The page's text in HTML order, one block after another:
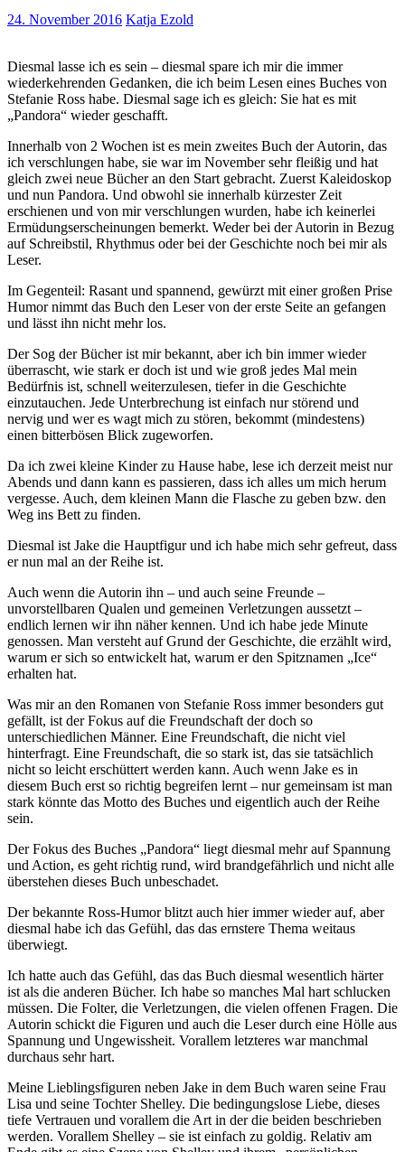
24. November 2016 Katja Ezold
Diesmal lasse ich es sein – diesmal spare ich mir die immer
wiederkehrenden Gedanken, die ich beim Lesen eines Buches von
Stefanie Ross habe. Diesmal sage ich es gleich: Sie hat es mit
„Pandora“ wieder geschafft.
Innerhalb von 2 Wochen ist es mein zweites Buch der Autorin, das
ich verschlungen habe, sie war im November sehr fleißig und hat
gleich zwei neue Bücher an den Start gebracht. Zuerst Kaleidoskop
und nun Pandora. Und obwohl sie innerhalb kürzester Zeit
erschienen und von mir verschlungen wurden, habe ich keinerlei
Ermüdungserscheinungen bemerkt. Weder bei der Autorin in Bezug
auf Schreibstil, Rhythmus oder bei der Geschichte noch bei mir als
Leser.
Im Gegenteil: Rasant und spannend, gewürzt mit einer großen Prise
Humor nimmt das Buch den Leser von der erste Seite an gefangen
und lässt ihn nicht mehr los.
Der Sog der Bücher ist mir bekannt, aber ich bin immer wieder
überrascht, wie stark er doch ist und wie groß jedes Mal mein
Bedürfnis ist, schnell weiterzulesen, tiefer in die Geschichte
einzutauchen. Jede Unterbrechung ist einfach nur störend und
nervig und wer es wagt mich zu stören, bekommt (mindestens)
einen bitterbösen Blick zugeworfen.
Da ich zwei kleine Kinder zu Hause habe, lese ich derzeit meist nur
Abends und dann kann es passieren, dass ich alles um mich herum
vergesse. Auch, dem kleinen Mann die Flasche zu geben bzw. den
Weg ins Bett zu finden.
Diesmal ist Jake die Hauptfigur und ich habe mich sehr gefreut, dass
er nun mal an der Reihe ist.
Auch wenn die Autorin ihn – und auch seine Freunde –
unvorstellbaren Qualen und gemeinen Verletzungen aussetzt –
endlich lernen wir ihn näher kennen. Und ich habe jede Minute
genossen. Man versteht auf Grund der Geschichte, die erzählt wird,
warum er sich so entwickelt hat, warum er den Spitznamen „Ice“
erhalten hat.
Was mir an den Romanen von Stefanie Ross immer besonders gut
gefällt, ist der Fokus auf die Freundschaft der doch so
unterschiedlichen Männer. Eine Freundschaft, die nicht viel
hinterfragt. Eine Freundschaft, die so stark ist, das sie tatsächlich
nicht so leicht erschüttert werden kann. Auch wenn Jake es in
diesem Buch erst so richtig begreifen lernt – nur gemeinsam ist man
stark könnte das Motto des Buches und eigentlich auch der Reihe
sein.
Der Fokus des Buches „Pandora“ liegt diesmal mehr auf Spannung
und Action, es geht richtig rund, wird brandgefährlich und nicht alle
überstehen dieses Buch unbeschadet.
Der bekannte Ross-Humor blitzt auch hier immer wieder auf, aber
diesmal habe ich das Gefühl, das das ernstere Thema weitaus
überwiegt.
Ich hatte auch das Gefühl, das das Buch diesmal wesentlich härter
ist als die anderen Bücher. Ich habe so manches Mal hart schlucken
müssen. Die Folter, die Verletzungen, die vielen offenen Fragen. Die
Autorin schickt die Figuren und auch die Leser durch eine Hölle aus
Spannung und Ungewissheit. Vorallem letzteres war manchmal
durchaus sehr hart.
Meine Lieblingsfiguren neben Jake in dem Buch waren seine Frau
Lisa und seine Tochter Shelley. Die bedingungslose Liebe, dieses
tiefe Vertrauen und vorallem die Art in der die beiden beschrieben
werden. Vorallem Shelley – sie ist einfach zu goldig. Relativ am